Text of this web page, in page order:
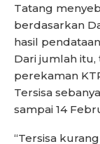
Tatang
berdasarkan
hasil
Dari jumlah itu,
perekaman
Tersisa
sampai 14
“Tersisa